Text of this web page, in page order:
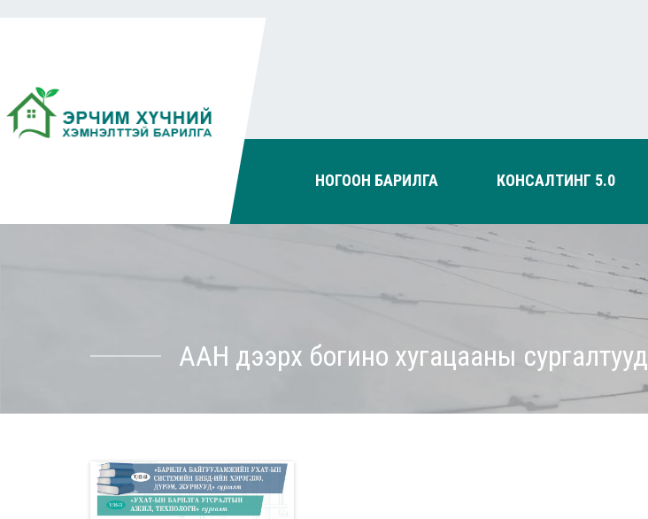
НОГООН БАРИЛГА КОНСАЛТИНГ 5.0
ААН дээрх богино хугацааны сургалтууд